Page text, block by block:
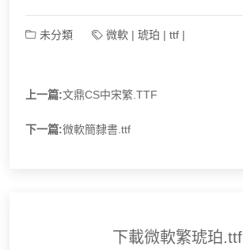
未分類 微軟 | 琥珀 | ttf |
上一篇:文鼎CS中宋繁.TTF
下一篇:微軟簡隸書.ttf
下載微軟繁琥珀.ttf